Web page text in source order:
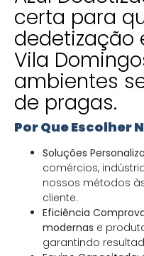
certa para
dedetização
Vila
ambientes
de pragas.
Por Que Escolher
Soluções
comércios,
nossos métodos
cliente.
Eficiência
modernas e
garantindo